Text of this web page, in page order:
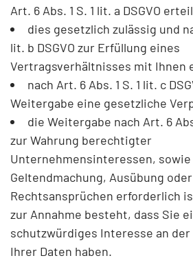
Art. 6 Abs. 1 S. 1 lit. a DSGVO
dies gesetzlich zulässig und
lit. b DSGVO zur Erfüllung eines
Vertragsverhältnisses mit Ihnen
nach Art. 6 Abs. 1 S. 1 lit. c
Weitergabe eine gesetzliche
die Weitergabe nach Art. 6
zur Wahrung berechtigter
Unternehmensinteressen, sowie
Geltendmachung, Ausübung
Rechtsansprüchen erforderlich
zur Annahme besteht, dass Sie
schutzwürdiges Interesse an
Ihrer Daten haben.